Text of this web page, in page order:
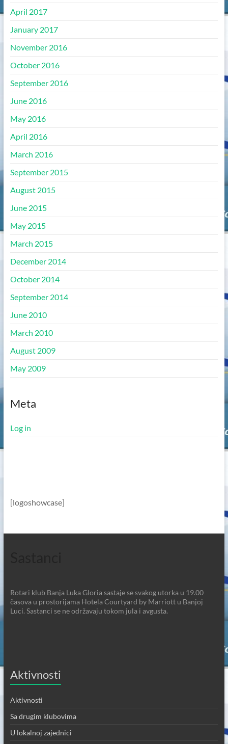
April 2017
January 2017
November 2016
October 2016
September 2016
June 2016
May 2016
April 2016
March 2016
September 2015
August 2015
June 2015
May 2015
March 2015
December 2014
October 2014
September 2014
June 2010
March 2010
August 2009
May 2009
Meta
Log in
[logoshowcase]
Rotari klub Banja Luka Gloria sastaje se svakog utorka u 19.00
časova u prostorijama Hotela Courtyard by Marriott u Banjoj
Luci. Sastanci se ne održavaju tokom jula i avgusta.
Aktivnosti
Aktivnosti
Sa drugim klubovima
U lokalnoj zajednici